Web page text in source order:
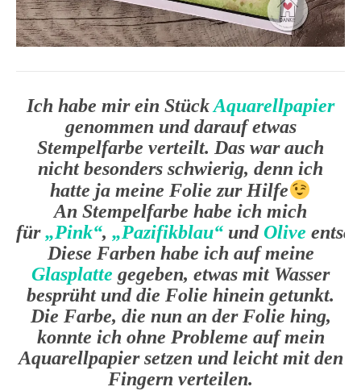
Ich habe mir ein StückAquarellpapier
genommen und darauf etwas
Stempelfarbe verteilt. Das war auch
nicht besonders schwierig, denn ich
hatte ja meine Folie zur Hilfe
An Stempelfarbe habe ich mich
für„Pink“, „Pazifikblau“ undOlive
Diese Farben habe ich auf meine
Glasplatte gegeben, etwas mit Wasser
besprüht und die Folie hinein getunkt.
Die Farbe, die nun an der Folie hing,
konnte ich ohne Probleme auf mein
Aquarellpapier setzen und leicht mit den
Fingern verteilen.